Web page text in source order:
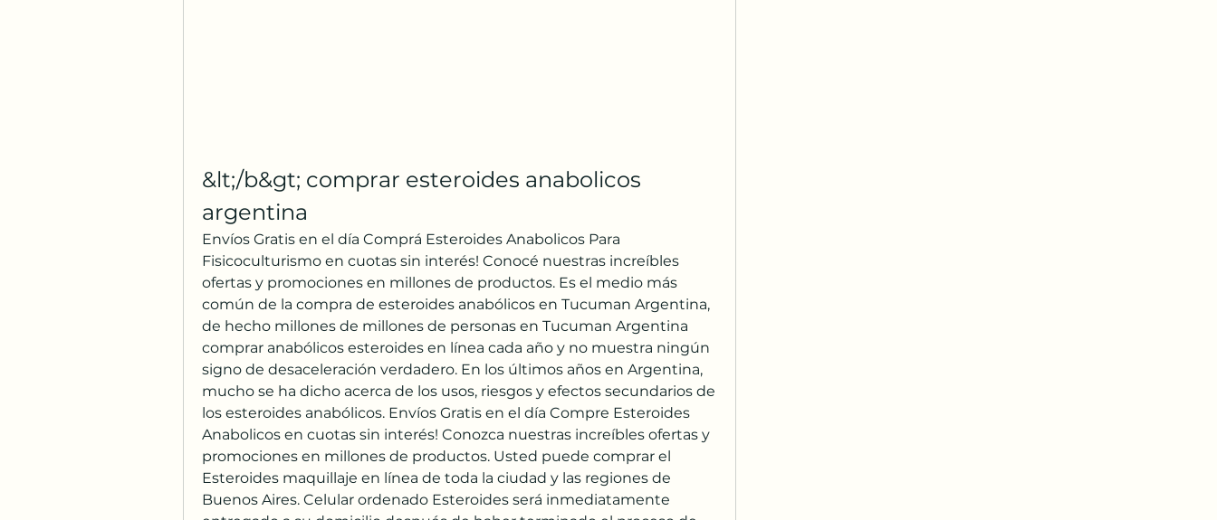
&lt;/b&gt; comprar esteroides anabolicos
argentina
Envíos Gratis en el día Comprá Esteroides Anabolicos Para
Fisicoculturismo en cuotas sin interés! Conocé nuestras increíbles
ofertas y promociones en millones de productos. Es el medio más
común de la compra de esteroides anabólicos en Tucuman Argentina,
de hecho millones de millones de personas en Tucuman Argentina
comprar anabólicos esteroides en línea cada año y no muestra ningún
signo de desaceleración verdadero. En los últimos años en Argentina,
mucho se ha dicho acerca de los usos, riesgos y efectos secundarios de
los esteroides anabólicos. Envíos Gratis en el día Compre Esteroides
Anabolicos en cuotas sin interés! Conozca nuestras increíbles ofertas y
promociones en millones de productos. Usted puede comprar el
Esteroides maquillaje en línea de toda la ciudad y las regiones de
Buenos Aires. Celular ordenado Esteroides será inmediatamente